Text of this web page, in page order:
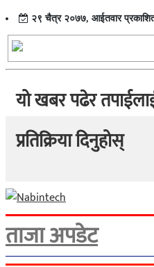
२९ चैत्र २०७७, आईतवार
यो खबर पढेर
प्रतिक्रिया दिनुहोस्
ताजा अपडेट